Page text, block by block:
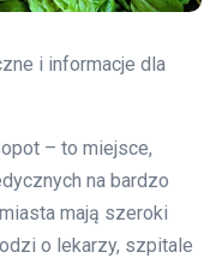
i informacje dla
– to miejsce,
na bardzo
mają szeroki
o lekarzy, szpitale